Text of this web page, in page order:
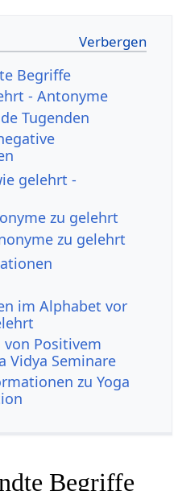
Begriffe
- Antonyme
Tugenden
gelehrt -
zu gelehrt
zu gelehrt
im Alphabet vor
Positivem
Vidya Seminare
zu Yoga
Begriffe